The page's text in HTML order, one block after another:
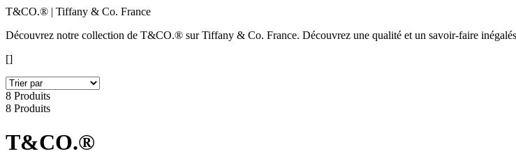
T&CO.® | Tiffany & Co. France
Découvrez notre collection de T&CO.® sur Tiffany & Co. France. Découvrez une qualité et un savoir-faire
[]
8 Produits
8 Produits
T&CO.®